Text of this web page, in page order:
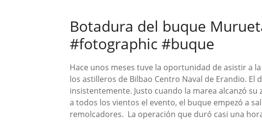
Botadura del buque
#fotographic #buque
Hace unos meses tuve la oportunidad de asistir a
los astilleros de Bilbao Centro Naval de Erandio. El
insistentemente. Justo cuando la marea alcanzó
a todos los vientos el evento, el buque empezó a
remolcadores. La operación que duró casi una